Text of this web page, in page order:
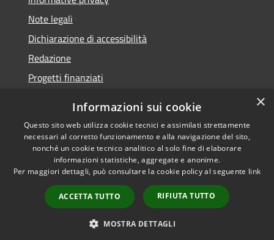
Note legali
Dichiarazione di accessibilità
Redazione
Progetti finanziati
RSS
Accessibilità
Privacy
Mappa del sito
Dichiarazione di
accessibilità• Copyright ©
2021 • Comune di Mirano
• Powered by
Municipium•
Accesso
redazione
×
Informazioni sui cookie
Questo sito web utilizza cookie tecnici e assimilati strettamente
necessari al corretto funzionamento e alla navigazione del sito,
nonché un cookie tecnico analitico al solo fine di elaborare
informazioni statistiche, aggregate e anonime.
Per maggiori dettagli, può consultare la cookie policy al seguente link
ACCETTA TUTTO RIFIUTA TUTTO
MOSTRA DETTAGLI